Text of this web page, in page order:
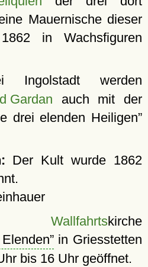
Mauernische dieser
in Wachsfiguren
werden
Gardan auch mit der
drei elenden Heiligen
Der Kult wurde 1862
Wallfahrtskirche
in Griesstetten
bis 16 Uhr geöffnet.